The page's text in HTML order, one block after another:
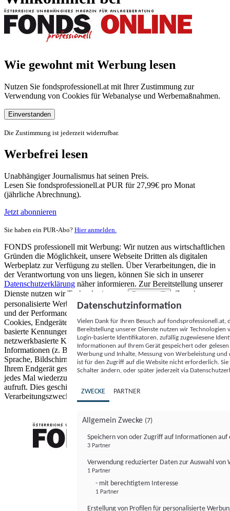
Wie gewohnt mit Werbung lesen
Nutzen Sie fondsprofessionell.at mit Ihrer Zustimmung zur
Verwendung von Cookies für Webanalyse und Werbemaßnahmen.
Einverstanden
Die Zustimmung ist jederzeit widerrufbar.
Werbefrei lesen
Unabhängiger Journalismus hat seinen Preis.
Lesen Sie fondsprofessionell.at PUR für 27,99€ pro Monat
(jährliche Abrechnung).
Jetzt abonnieren
Sie haben ein PUR-Abo? Hier anmelden.
FONDS professionell mit Werbung: Wir nutzen aus wirtschaftlichen
Gründen die Möglichkeit, unsere Webseite Dritten als digitalen
Werbeplatz zur Verfügung zu stellen. Über Verarbeitungen, die in
der Verantwortung von uns liegen, können Sie sich in unserer
Datenschutzerklärung näher informieren. Zur Bereitstellung unserer
Dienste nutzen wir Technologien von
Partnern (5)
. Zwecke:
personalisierte Werbung und Inhalte, Messung von Werbeleistung
und der Performance von Inhalten sowie Zielgruppenforschung.
Cookies, Endgeräte- oder ähnliche Online-Kennungen (z. B. login-
basierte Kennungen, zufällig generierte Kennungen,
netzwerkbasierte Kennungen) können zusammen mit anderen
Informationen (z. B. Browsertyp und Browserinformationen,
Sprache, Bildschirmgröße, unterstützte Technologien usw.) auf
Ihrem Endgerät gespeichert oder von dort ausgelesen werden, um es
jedes Mal wiederzuerkennen, wenn es eine App oder einer Webseite
aufruft. Dies geschieht für einen oder mehrere der hier aufgeführten
Verarbeitungszwecke.
Datenschutzinformation
Vielen Dank für Ihren Besuch auf
Bereitstellung unserer Dienste nutzen wir Technologien
Login-basierte Identifikatoren, zufällig zugewiesene
Informationen auf Ihrem Gerät gespeichert oder
Werbung und Inhalte, Messung von Werbeleistung
ist für den Zugriff auf die Website nicht erforderlich.
Schalter ändern, oder später jederzeit via
ZWECKE PARTNER
Allgemein Zwecke (7)
Speichern von oder Zugriff auf Informationen auf
3 Partner
Verwendung reduzierter Daten zur Auswahl von
1 Partner
- mit berechtigtem Interesse
1 Partner
Erstellung von Profilen für personalisierte
FONDS professionell